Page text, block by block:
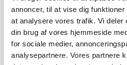
annoncer, til at vise dig
at analysere vores trafik. Vi deler
din brug af vores hjemmeside
for sociale medier,
analysepartnere. Vores partnere